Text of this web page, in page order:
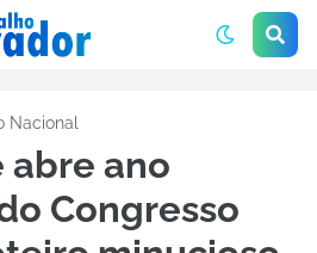
Nacional
abre ano
Congresso